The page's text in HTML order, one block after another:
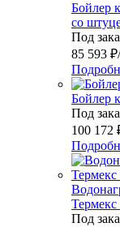
Бойлер
со
Под
85 593 ₽
Бойлер
Под
100 172
Под